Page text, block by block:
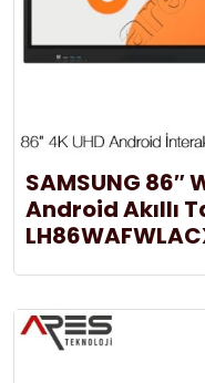
SAMSUNG 86″
Android Akıllı